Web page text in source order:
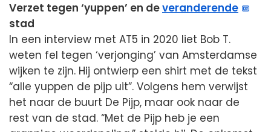
Verzet tegen ‘yuppen’ en deveranderende
stad
In een interview met AT5 in 2020 liet Bob T.
weten fel tegen ‘verjonging’ van Amsterdamse
wijken te zijn. Hij ontwierp een shirt met de tekst
“alle yuppen de pijp uit”. Volgens hem verwijst
het naar de buurt De Pijp, maar ook naar de
rest van de stad. “Met de Pijp heb je een